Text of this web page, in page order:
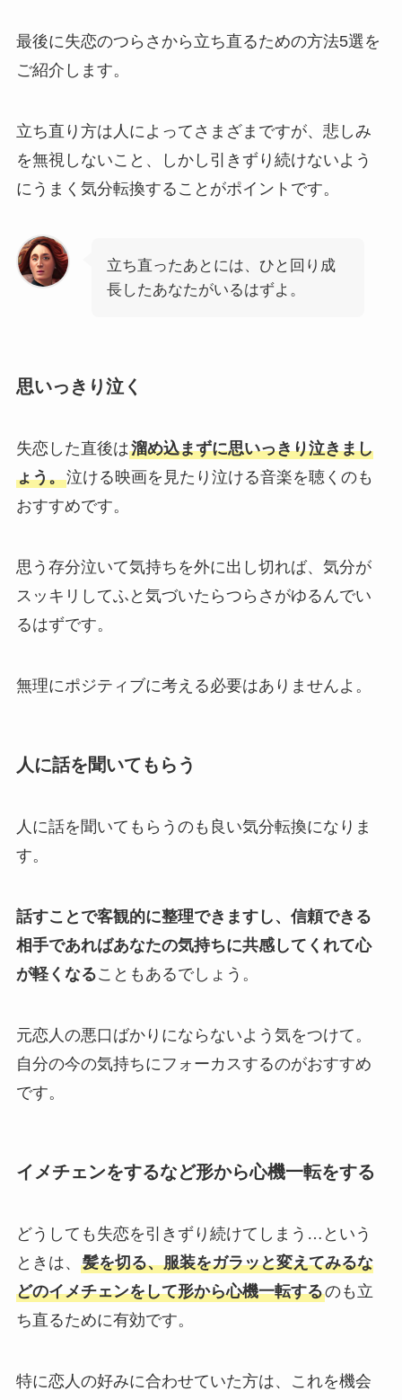
最後に失恋のつらさから立ち直るための方法5選を
ご紹介します。
立ち直り方は人によってさまざまですが、悲しみ
を無視しないこと、しかし引きずり続けないよう
にうまく気分転換することがポイントです。
立ち直ったあとには、ひと回り成
長したあなたがいるはずよ。
思いっきり泣く
失恋した直後は溜め込まずに思いっきり泣きまし
ょう。泣ける映画を見たり泣ける音楽を聴くのも
おすすめです。
思う存分泣いて気持ちを外に出し切れば、気分が
スッキリしてふと気づいたらつらさがゆるんでい
るはずです。
無理にポジティブに考える必要はありませんよ。
人に話を聞いてもらう
人に話を聞いてもらうのも良い気分転換になりま
す。
話すことで客観的に整理できますし、信頼できる
相手であればあなたの気持ちに共感してくれて心
が軽くなることもあるでしょう。
元恋人の悪口ばかりにならないよう気をつけて。
自分の今の気持ちにフォーカスするのがおすすめ
です。
イメチェンをするなど形から心機一転をする
どうしても失恋を引きずり続けてしまう…という
ときは、 髪を切る、服装をガラッと変えてみるな
どのイメチェンをして形から心機一転するのも立
ち直るために有効です。
特に恋人の好みに合わせていた方は、これを機会